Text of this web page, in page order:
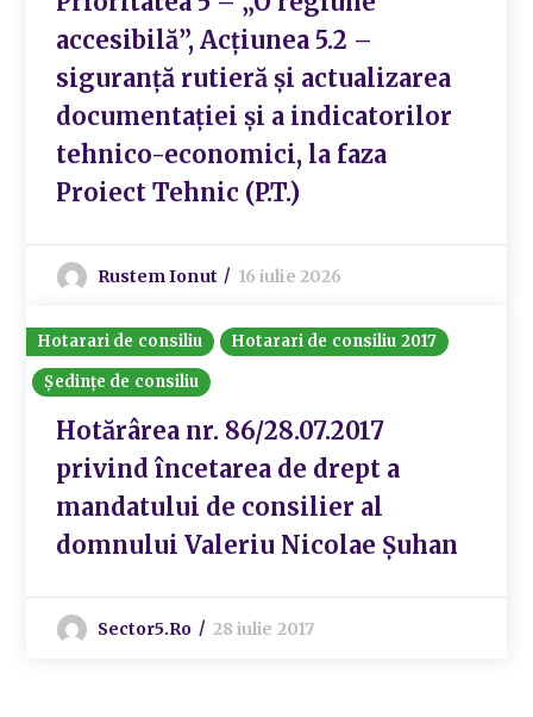
accesibilă”, Acțiunea 5.2 –
siguranță rutieră și actualizarea
documentației și a indicatorilor
tehnico-economici, la faza
Proiect Tehnic (P.T.)
Rustem Ionut 16 iulie 2026
Hotarari de consiliu
Hotarari de consiliu 2017
Ședințe de consiliu
Hotărârea nr. 86/28.07.2017
privind încetarea de drept a
mandatului de consilier al
domnului Valeriu Nicolae Șuhan
Sector5.ro 28 iulie 2017